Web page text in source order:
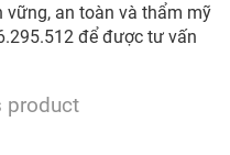
an toàn và thẩm mỹ
để được tư vấn
product